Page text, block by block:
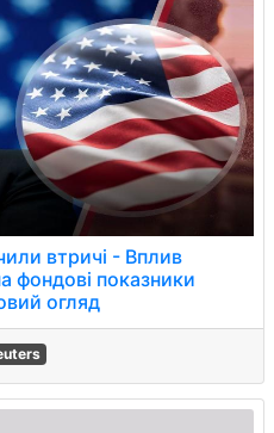
втричі - Вплив
фондові показники
огляд